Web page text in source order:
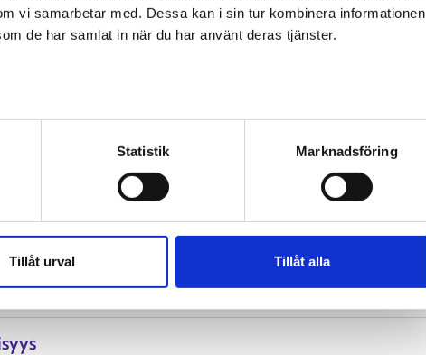
vi samarbetar med. Dessa kan i sin tur kombinera informationen
de har samlat in när du har använt deras tjänster.
Statistik Marknadsföring
Tillåt urval Tillåt alla